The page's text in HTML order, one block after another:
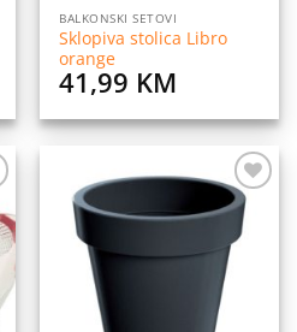
BALKONSKI SETOVI
Sklopiva stolica Libro
orange
41,99 KM
Dodaj
na
listu